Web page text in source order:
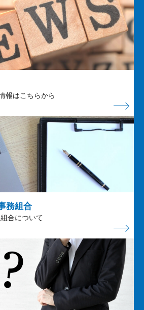
報はこちらから
務組合
合について